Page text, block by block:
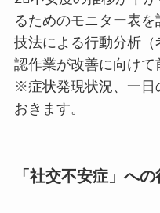
るためのモニター表
技法による行動分析
認作業が改善に向けて
※症状発現状況、一日
おきます。
「社交不安症」へ